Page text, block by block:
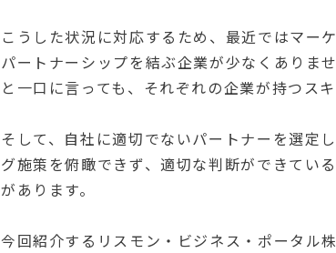
こうした状況に対応するため、最近ではマー
パートナーシップを結ぶ企業が少なくありま
と一口に言っても、それぞれの企業が持つス
そして、自社に適切でないパートナーを選定
グ施策を俯瞰できず、適切な判断ができてい
があります。
今回紹介するリスモン・ビジネス・ポータル